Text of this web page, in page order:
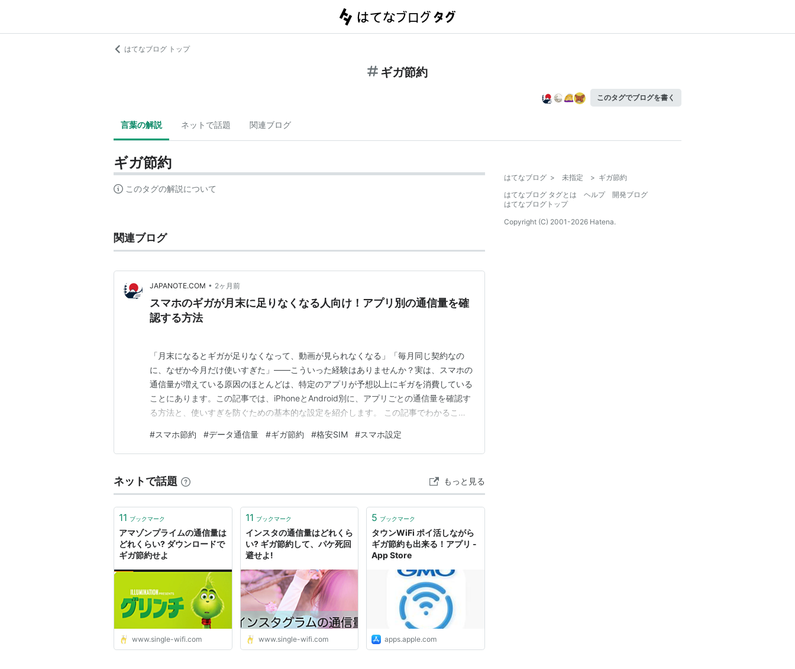
はてなブログ トップ
ギガ節約
このタグでブログを書く
言葉の解説 ネットで話題 関連ブログ
ギガ節約
このタグの解説について
関連ブログ
JAPANOTE.COM • 2ヶ月前
スマホのギガが月末に足りなくなる人向け！アプリ別の通信量を確
認する方法
「月末になるとギガが足りなくなって、動画が見られなくなる」「毎月同じ契約なの
に、なぜか今月だけ使いすぎた」——こういった経験はありませんか？実は、スマホの
通信量が増えている原因のほとんどは、特定のアプリが予想以上にギガを消費している
ことにあります。この記事では、iPhoneとAndroid別に、アプリごとの通信量を確認す
る方法と、使いすぎを防ぐための基本的な設定を紹介します。 この記事でわかること
の傾向と見分け方 月末にギガ切れを防ぐための設定と習慣 設定画面からアプリ別の通
信量を確認できます 原因・基…
#スマホ節約 #データ通信量 #ギガ節約 #格安SIM #スマホ設定
ネットで話題 もっと見る
11 ブックマーク
アマゾンプライムの通信量は
どれくらい? ダウンロードで
ギガ節約せよ
www.single-wifi.com
11 ブックマーク
インスタの通信量はどれくら
い? ギガ節約して、パケ死回
避せよ!
www.single-wifi.com
5 ブックマーク
タウンWiFi ポイ活しながら
ギガ節約も出来る！アプリ -
App Store
apps.apple.com
はてなブログ > 未指定 > ギガ節約
はてなブログ タグとは
ヘルプ
開発ブログ
はてなブログトップ
Copyright (C) 2001-2026 Hatena.